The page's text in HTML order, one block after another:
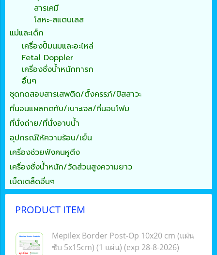
สารเคมี
โลหะ-สแตนเลส
แม่และเด็ก
เครื่องปั้มนมและอะไหล่
Fetal Doppler
เครื่องชั่งน้ำหนักทารก
อื่นๆ
ชุดทดสอบสารเสพติด/ตั้งครรภ์/ปัสสาวะ
ที่นอนแผลกดทับ/เบาะเจล/ที่นอนโฟม
ที่นั่งถ่าย/ที่นั่งอาบน้ำ
อุปกรณ์ให้ความร้อน/เย็น
เครื่องช่วยฟังคนหูตึง
เครื่องชั่งน้ำหนัก/วัดส่วนสูงความยาว
เบ็ดเตล็ดอื่นๆ
PRODUCT ITEM
Mepilex Border Post-Op 10x20 cm (แผ่น
ซับ 5x15cm) (1 แผ่น) (exp 28-8-2026)